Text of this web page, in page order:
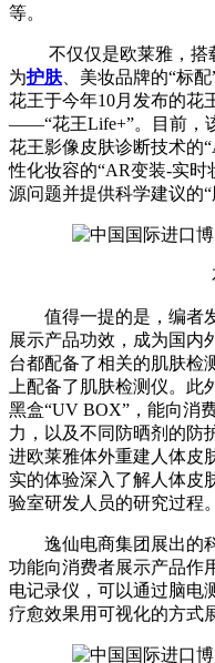
等。
不仅仅是欧莱雅，搭
为护肤、美妆品牌的“标配
花王于今年10月发布的花
——“花王Life+”。目前，
花王影像皮肤诊断技术的
性化妆容的“AR变装-实时
源问题并提供科学建议的“
值得一提的是，编者发
展示产品功效，成为国内
台都配备了相关的肌肤检
上配备了肌肤检测仪。
黑盒“UV BOX”，能向消
力，以及不同防晒剂的防
进欧莱雅体外重建人体皮
实的体验深入了解人体皮
验室研发人员的研究过程。
逸仙电商集团展出的
功能向消费者展示产品作
电记录仪，可以通过脑电
疗愈效果用可视化的方式